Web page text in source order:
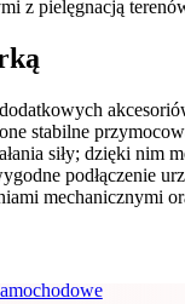
z pielęgnacją
stabilne
siły; dzięki
podłączenie
mechanicznymi